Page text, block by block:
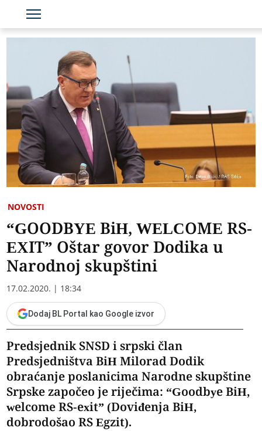
NOVOSTI
“GOODBYE BiH, WELCOME RS-
EXIT” Oštar govor Dodika u
Narodnoj skupštini
17.02.2020. | 18:34
Dodaj BL Portal kao Google izvor
Predsjednik SNSD i srpski član
Predsjedništva BiH Milorad Dodik
obraćanje poslanicima Narodne skupštine
Srpske započeo je riječima: “Goodbye BiH,
welcome RS-exit” (Doviđenja BiH,
dobrodošao RS Egzit).